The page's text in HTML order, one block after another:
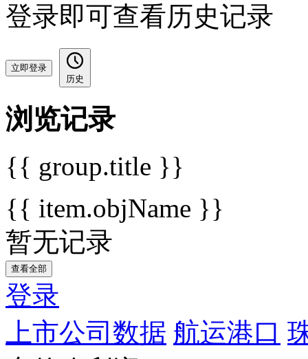
登录即可查看历史记录
立即登录
历史
浏览记录
{{ group.title }}
{{ item.objName }}
暂无记录
查看全部
登录
上市公司数据 航运港口